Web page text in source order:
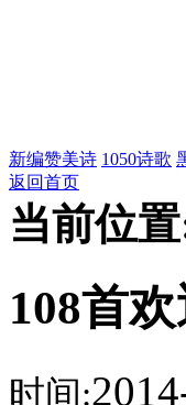
新编赞美诗 1050诗歌
返回首页
当前位
108首
时间: